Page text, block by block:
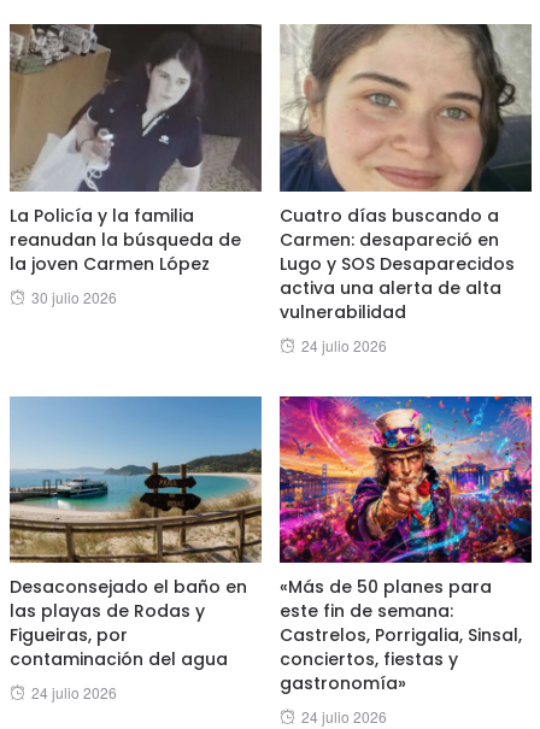
La Policía y la familia
reanudan la búsqueda de
la joven Carmen López
Posted
30 julio 2026
Cuatro días buscando a
Carmen: desapareció en
Lugo y SOS Desaparecidos
activa una alerta de alta
vulnerabilidad
Posted
24 julio 2026
Desaconsejado el baño en
las playas de Rodas y
Figueiras, por
contaminación del agua
Posted
24 julio 2026
«Más de 50 planes para
este fin de semana:
Castrelos, Porrigalia, Sinsal,
conciertos, fiestas y
gastronomía»
Posted
24 julio 2026